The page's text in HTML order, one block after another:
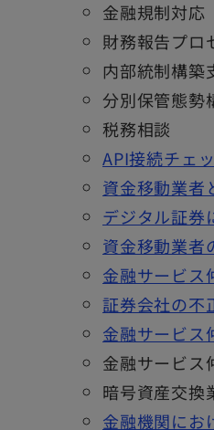
金融規制対応
財務報告プロ
内部統制構築
分別保管態勢
税務相談
API接続チェ
資金移動業者
デジタル証券
資金移動業者
金融サービス
証券会社の不
金融サービス
金融サービス
暗号資産交換
金融機関にお